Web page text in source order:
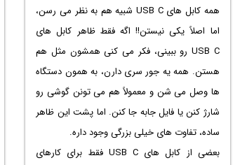
همه کابل های USB C شبیه هم به نظر می رسن،
اما اصلاً یکی نیستن!! اگه فقط ظاهر کابل های
USB C رو ببینی، فکر می کنی همشون مثل هم
هستن. همه یه جور سری دارن، به همون دستگاه
ها وصل می شن و معمولاً هم می تونن گوشی رو
شارژ کنن یا فایل جابه جا کنن. اما پشت این ظاهر
ساده، تفاوت های خیلی بزرگی وجود داره.
بعضی از کابل های USB C فقط برای کارهای